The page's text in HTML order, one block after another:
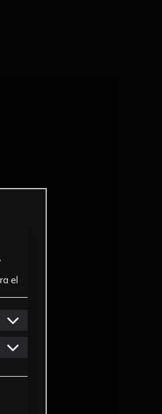
el
cookies de Personalizacion